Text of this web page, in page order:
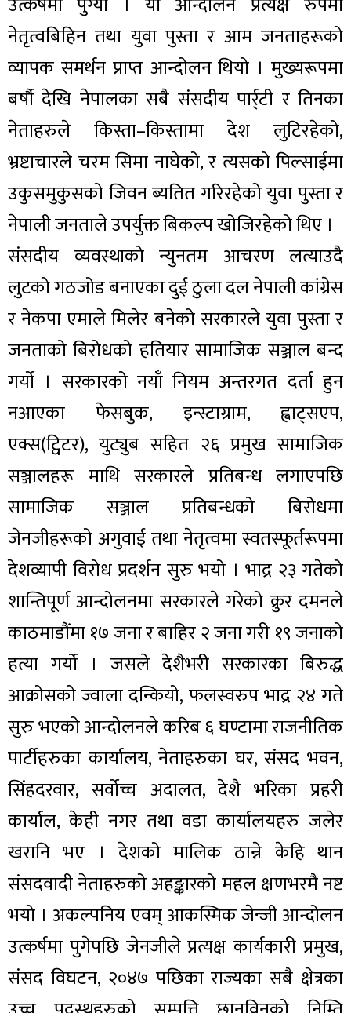
नेतृत्वबिहिन तथा युवा पुस्ता र आम जनताहरूको
व्यापक समर्थन प्राप्त आन्दोलन थियो । मुख्यरूपमा
बर्षौ देखि नेपालका सबै संसदीय पार्र्टी र तिनका
नेताहरुले किस्ता–किस्तामा देश लुटिरहेको,
भ्रष्टाचारले चरम सिमा नाघेको, र त्यसको पिल्साईमा
उकुसमुकुसको जिवन ब्यतित गरिरहेको युवा पुस्ता र
नेपाली जनताले उपर्युक्त बिकल्प खोजिरहेको थिए ।
संसदीय व्यवस्थाको न्युनतम आचरण लत्याउदै
लुटको गठजोड बनाएका दुई ठुला दल नेपाली कांग्रेस
र नेकपा एमाले मिलेर बनेको सरकारले युवा पुस्ता र
जनताको बिरोधको हतियार सामाजिक सञ्जाल बन्द
गर्यो । सरकारको नयाँ नियम अन्तरगत दर्ता हुन
नआएका फेसबुक, इन्स्टाग्राम, ह्वाट्सएप,
एक्स(ट्विटर), युट्युब सहित २६ प्रमुख सामाजिक
सञ्जालहरू माथि सरकारले प्रतिबन्ध लगाएपछि
सामाजिक सञ्जाल प्रतिबन्धको बिरोधमा
जेनजीहरूको अगुवाई तथा नेतृत्वमा स्वतस्फूर्तरूपमा
देशव्यापी विरोध प्रदर्शन सुरु भयो । भाद्र २३ गतेको
शान्तिपूर्ण आन्दोलनमा सरकारले गरेको क्रुर दमनले
काठमाडौंमा १७ जना र बाहिर २ जना गरी १९ जनाको
हत्या गर्यो । जसले देशैभरी सरकारका बिरुद्ध
आक्रोसको ज्वाला दन्कियो, फलस्वरुप भाद्र २४ गते
सुरु भएको आन्दोलनले करिब ६ घण्टामा राजनीतिक
पार्टीहरुका कार्यालय, नेताहरुका घर, संसद भवन,
सिंहदरवार, सर्वोच्च अदालत, देशै भरिका प्रहरी
कार्याल, केही नगर तथा वडा कार्यालयहरु जलेर
खरानि भए । देशको मालिक ठान्ने केहि थान
संसदवादी नेताहरुको अहङ्कारको महल क्षणभरमै नष्ट
भयो । अकल्पनिय एवम् आकस्मिक जेन्जी आन्दोलन
उत्कर्षमा पुगेपछि जेनजीले प्रत्यक्ष कार्यकारी प्रमुख,
संसद विघटन, २०४७ पछिका राज्यका सबै क्षेत्रका